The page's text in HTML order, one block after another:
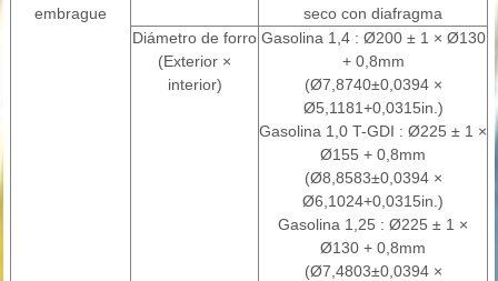
embrague
seco con diafragma
Diámetro de forro
(Exterior ×
interior)
Gasolina 1,4 : Ø200 ± 1 × Ø130
+ 0,8mm
(Ø7,8740±0,0394 ×
Ø5,1181+0,0315in.)
Gasolina 1,0 T-GDI : Ø225 ± 1 ×
Ø155 + 0,8mm
(Ø8,8583±0,0394 ×
Ø6,1024+0,0315in.)
Gasolina 1,25 : Ø225 ± 1 ×
Ø130 + 0,8mm
(Ø7,4803±0,0394 ×